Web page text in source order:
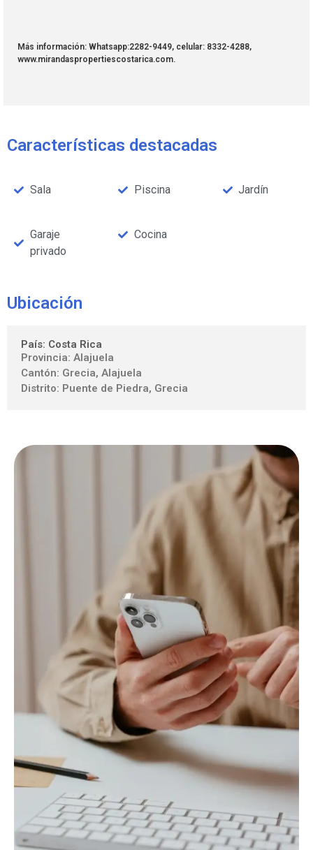
Más información: Whatsapp:2282-9449, celular: 8332-4288,
www.mirandaspropertiescostarica.com.
Características destacadas
Sala Piscina Jardín
Garaje
privado
Cocina
Ubicación
País: Costa Rica
Provincia: Alajuela
Cantón: Grecia, Alajuela
Distrito: Puente de Piedra, Grecia